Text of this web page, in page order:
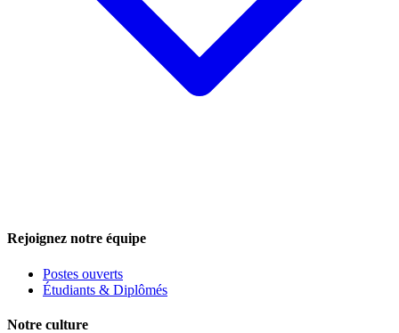
Rejoignez notre équipe
Postes ouverts
Étudiants & Diplômés
Notre culture